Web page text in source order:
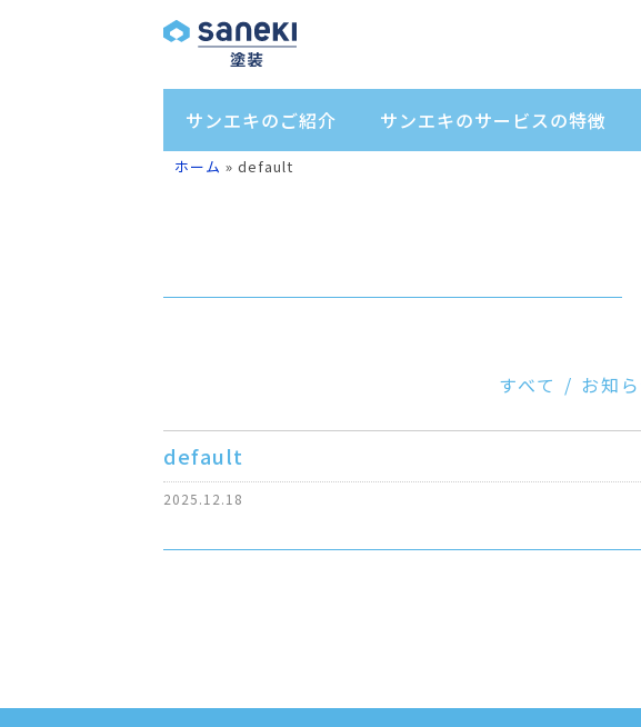
サンエキのご紹介 サンエキのサービスの特徴
ホーム » default
すべて お知
default
2025.12.18